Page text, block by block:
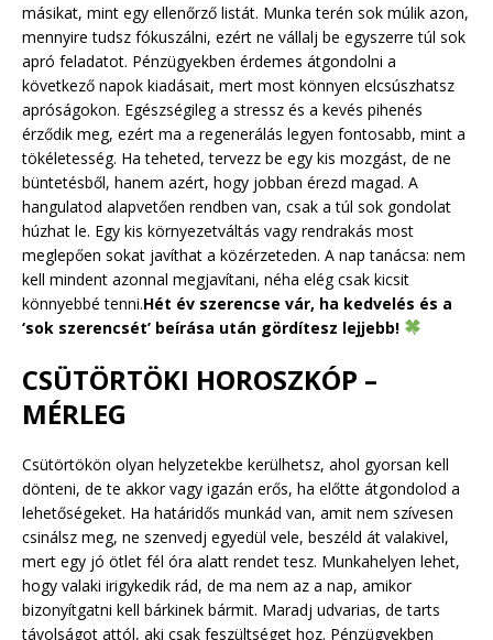
másikat, mint egy ellenőrző listát. Munka terén sok múlik azon,
mennyire tudsz fókuszálni, ezért ne vállalj be egyszerre túl sok
apró feladatot. Pénzügyekben érdemes átgondolni a
következő napok kiadásait, mert most könnyen elcsúszhatsz
apróságokon. Egészségileg a stressz és a kevés pihenés
érződik meg, ezért ma a regenerálás legyen fontosabb, mint a
tökéletesség. Ha teheted, tervezz be egy kis mozgást, de ne
büntetésből, hanem azért, hogy jobban érezd magad. A
hangulatod alapvetően rendben van, csak a túl sok gondolat
húzhat le. Egy kis környezetváltás vagy rendrakás most
meglepően sokat javíthat a közérzeteden. A nap tanácsa: nem
kell mindent azonnal megjavítani, néha elég csak kicsit
könnyebbé tenni.Hét év szerencse vár, ha kedvelés és a
‘sok szerencsét’ beírása után gördítesz lejjebb!
CSÜTÖRTÖKI HOROSZKÓP –
MÉRLEG
Csütörtökön olyan helyzetekbe kerülhetsz, ahol gyorsan kell
dönteni, de te akkor vagy igazán erős, ha előtte átgondolod a
lehetőségeket. Ha határidős munkád van, amit nem szívesen
csinálsz meg, ne szenvedj egyedül vele, beszéld át valakivel,
mert egy jó ötlet fél óra alatt rendet tesz. Munkahelyen lehet,
hogy valaki irigykedik rád, de ma nem az a nap, amikor
bizonyítgatni kell bárkinek bármit. Maradj udvarias, de tarts
távolságot attól, aki csak feszültséget hoz. Pénzügyekben